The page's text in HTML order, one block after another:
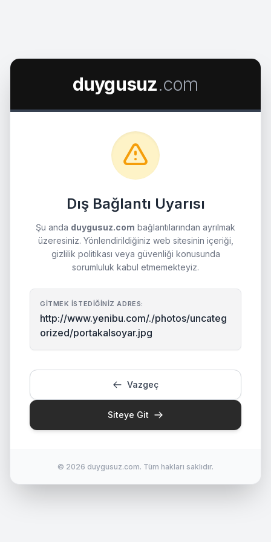
duygusuz.com
Dış Bağlantı Uyarısı
Şu anda duygusuz.com bağlantılarından ayrılmak
üzeresiniz. Yönlendirildiğiniz web sitesinin içeriği,
gizlilik politikası veya güvenliği konusunda
sorumluluk kabul etmemekteyiz.
GITMEK İSTEDIĞINIZ ADRES:
http://www.yenibu.com/./photos/uncateg
orized/portakalsoyar.jpg
Vazgeç
Siteye Git
© 2026 duygusuz.com. Tüm hakları saklıdır.